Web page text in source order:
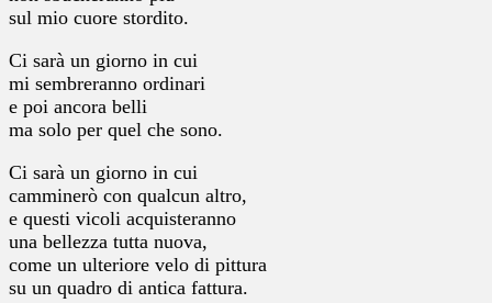
sul mio cuore stordito.
Ci sarà un giorno in cui
mi sembreranno ordinari
e poi ancora belli
ma solo per quel che sono.
Ci sarà un giorno in cui
camminerò con qualcun altro,
e questi vicoli acquisteranno
una bellezza tutta nuova,
come un ulteriore velo di pittura
su un quadro di antica fattura.